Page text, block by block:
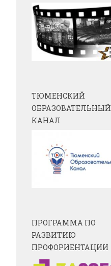
ТЮМЕНСКИЙ
ОБРАЗОВАТЕЛЬНЫЙ
КАНАЛ
ПРОГРАММА ПО
РАЗВИТИЮ
ПРОФОРИЕНТАЦИИ